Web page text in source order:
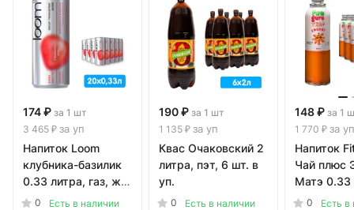
174 ₽ за 1 шт
3 465 ₽ за уп
Напиток Loom
клубника-базилик
0.33 литра, газ, ж/
б, 20 шт. в уп.
0
Есть в наличии
190 ₽ за 1 шт
1 135 ₽ за уп
Квас Очаковский 2
литра, пэт, 6 шт. в
уп.
0
Есть в наличии
148 ₽ за 1
1 770 ₽ за уп
Напиток
Чай плюс
Матэ 0.33
стекло,
0
Есть в